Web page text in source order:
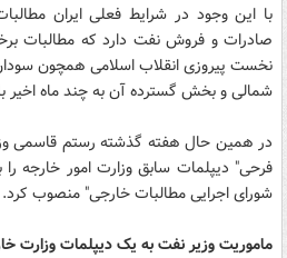
با این وجود در شرایط فعلی ایران
صادرات و فروش نفت دارد که مطالبات
نخست پیروزی انقلاب اسلامی همچون سودان،
شمالی و بخش گسترده آن به چند ماه اخیر
در همین حال هفته گذشته رستم قاسمی
فرحی" دیپلمات سابق وزارت امور خارجه را
شورای اجرایی مطالبات خارجی" منصوب کرد.
ماموریت وزیر نفت به یک دیپلمات وزارت